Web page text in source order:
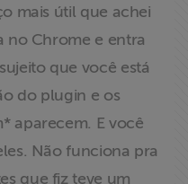
mais útil que achei
no Chrome e entra
que você está
do plugin e os
aparecem. E você
Não funciona pra
que fiz teve um